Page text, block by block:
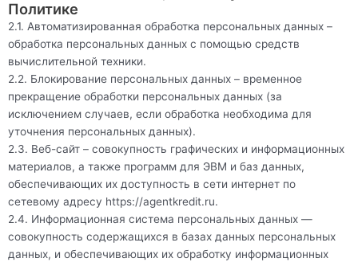
Политике
2.1. Автоматизированная обработка персональных данных –
обработка персональных данных с помощью средств
вычислительной техники.
2.2. Блокирование персональных данных – временное
прекращение обработки персональных данных (за
исключением случаев, если обработка необходима для
уточнения персональных данных).
2.3. Веб-сайт – совокупность графических и информационных
материалов, а также программ для ЭВМ и баз данных,
обеспечивающих их доступность в сети интернет по
сетевому адресу https://agentkredit.ru.
2.4. Информационная система персональных данных —
совокупность содержащихся в базах данных персональных
данных, и обеспечивающих их обработку информационных